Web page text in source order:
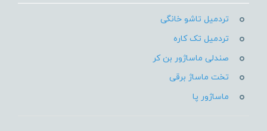
تردمیل تاشو خانگی
تردمیل تک کاره
صندلی ماساژور بن کر
تخت ماساژ برقی
ماساژور پا